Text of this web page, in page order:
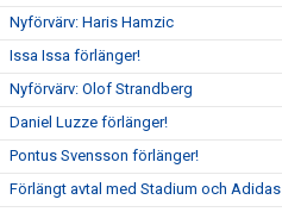
Nyförvärv: Haris Hamzic
Issa Issa förlänger!
Nyförvärv: Olof Strandberg
Daniel Luzze förlänger!
Pontus Svensson förlänger!
Förlängt avtal med Stadium och Adidas